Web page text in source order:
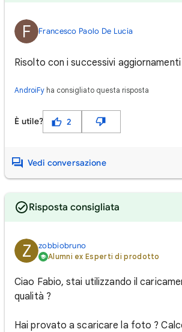
F Francesco Paolo De Lucia
Risolto con i successivi aggiornamenti
AndroiFy ha consigliato questa risposta
È utile? 2
Vedi conversazione
Risposta consigliata
Z zobbiobruno
Alumni ex Esperti di prodotto
Ciao Fabio, stai utilizzando il
qualità ?
Hai provato a scaricare la foto ?